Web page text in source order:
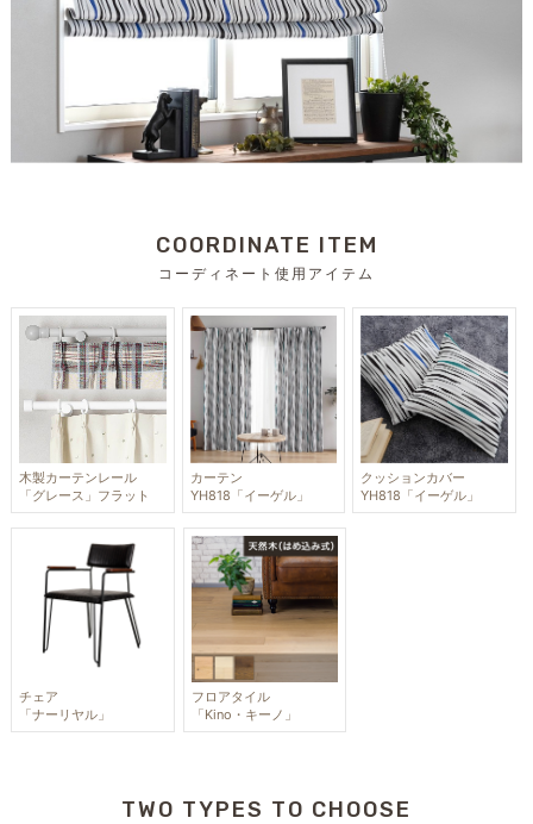
COORDINATE ITEM
コーディネート使用アイテム
木製カーテンレール
「グレース」フラット
カーテン
YH818「イーゲル」
クッションカバー
YH818「イーゲル」
チェア
「ナーリヤル」
フロアタイル
「Kino・キーノ」
TWO TYPES TO CHOOSE